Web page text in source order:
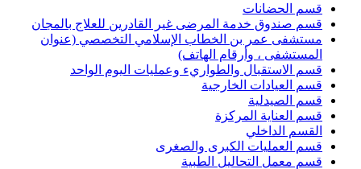
قسم الحضانات
قسم صندوق خدمة المرضى غير القادرين للعلاج بالمجان
مستشفى عمر بن الخطاب الإسلامي التخصصي (عنوان
المستشفى ، وأرقام الهاتف)
قسم الاستقبال والطواريء وعمليات اليوم الواحد
قسم العيادات الخارجية
قسم الصيدلية
قسم العناية المركزة
القسم الداخلي
قسم العمليات الكبرى والصغرى
قسم معمل التحاليل الطبية